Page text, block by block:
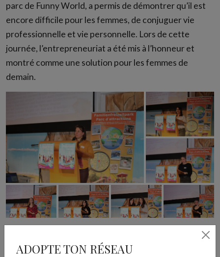
ADOPTE TON RÉSEAU
parc de Funny World, a permis de démontrer qu’il est
encore difficile pour les femmes, de conjuguer vie
professionnelle et vie personnelle. Lors de cette
journée, l’entrepreneuriat a été mis à l’honneur et
montré comme une solution pour les femmes de
demain.